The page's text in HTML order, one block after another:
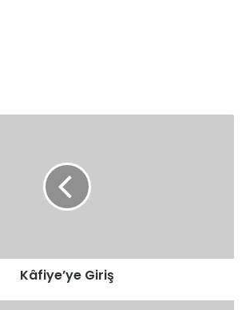
Kâfiye’ye Giriş